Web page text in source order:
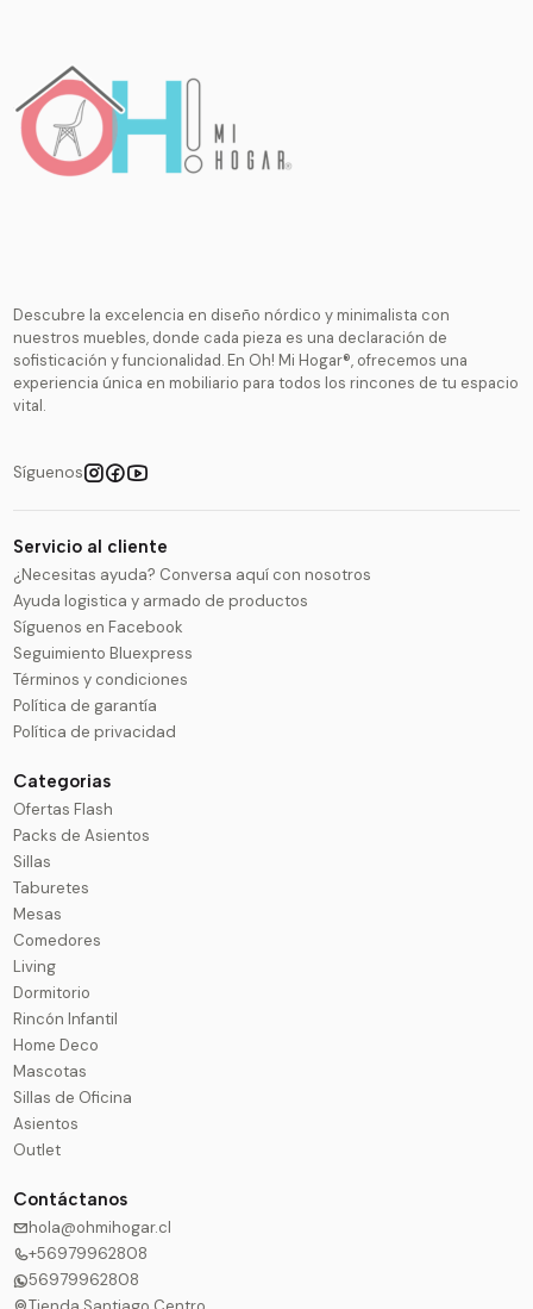
Descubre la excelencia en diseño nórdico y minimalista con
nuestros muebles, donde cada pieza es una declaración de
sofisticación y funcionalidad. En Oh! Mi Hogar®, ofrecemos una
experiencia única en mobiliario para todos los rincones de tu espacio
vital.
Síguenos
Servicio al cliente
¿Necesitas ayuda? Conversa aquí con nosotros
Ayuda logistica y armado de productos
Síguenos en Facebook
Seguimiento Bluexpress
Términos y condiciones
Política de garantía
Política de privacidad
Categorias
Ofertas Flash
Packs de Asientos
Sillas
Taburetes
Mesas
Comedores
Living
Dormitorio
Rincón Infantil
Home Deco
Mascotas
Sillas de Oficina
Asientos
Outlet
Contáctanos
hola@ohmihogar.cl
+56979962808
56979962808